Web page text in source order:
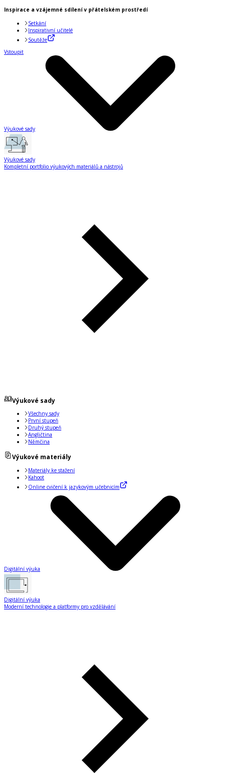
Inspirace a vzájemné sdílení v přátelském prostředí
Setkání
Inspirativní učitelé
Soutěže
Vstoupit
Výukové sady
Výukové sady
Kompletní portfolio výukových materiálů a nástrojů
Výukové sady
Všechny sady
První stupeň
Druhý stupeň
Angličtina
Němčina
Výukové materiály
Materiály ke stažení
Kahoot
Online cvičení k jazykovým učebnicím
Digitální výuka
Digitální výuka
Moderní technologie a platformy pro vzdělávání